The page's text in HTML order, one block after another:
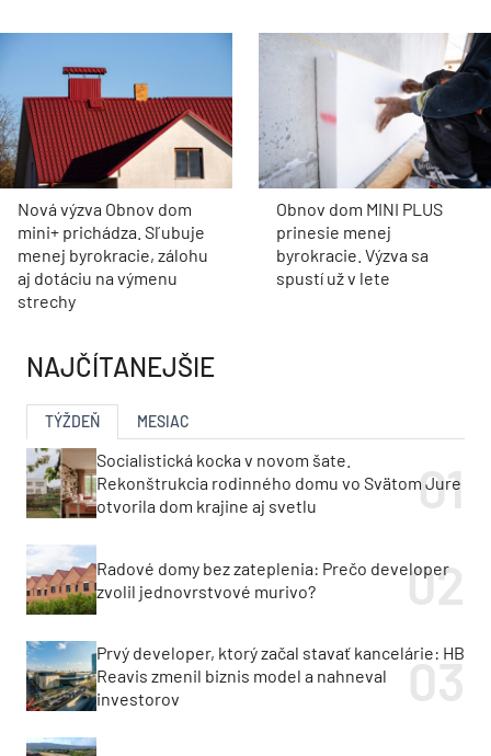
Nová výzva Obnov dom
mini+ prichádza. Sľubuje
menej byrokracie, zálohu
aj dotáciu na výmenu
strechy
Obnov dom MINI PLUS
prinesie menej
byrokracie. Výzva sa
spustí už v lete
NAJČÍTANEJŠIE
TÝŽDEŇ MESIAC
Socialistická kocka v novom šate.
Rekonštrukcia rodinného domu vo Svätom Jure
otvorila dom krajine aj svetlu
Radové domy bez zateplenia: Prečo developer
zvolil jednovrstvové murivo?
Prvý developer, ktorý začal stavať kancelárie: HB
Reavis zmenil biznis model a nahneval
investorov